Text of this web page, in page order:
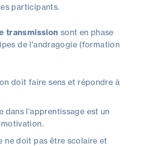
participants.
transmission sont en phase
de l'andragogie (formation
doit faire sens et répondre à
dans l'apprentissage est un
ne doit pas être scolaire et